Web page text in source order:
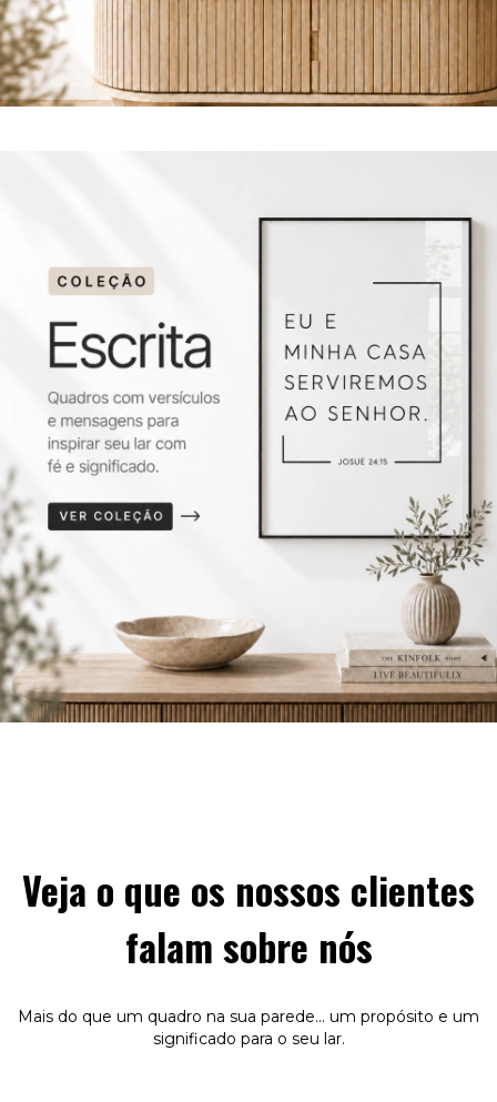
Veja o que os nossos clientes
falam sobre nós
Mais do que um quadro na sua parede... um propósito e um
significado para o seu lar.